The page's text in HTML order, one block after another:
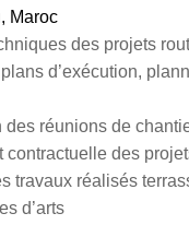
Maroc
des projets
d’exécution,
des réunions de
contractuelle des
travaux réalisés
d’arts